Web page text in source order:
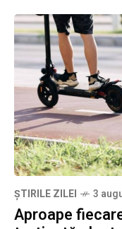
ȘTIRILE ZILEI 3
Aproape